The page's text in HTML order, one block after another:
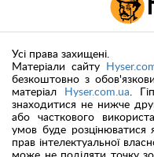
Усі права захищені.
Матеріали сайту
безкоштовно з
матеріал
Hyser.com.ua.
знаходитися не нижче
або часткового
умов буде
прав інтелектуальної